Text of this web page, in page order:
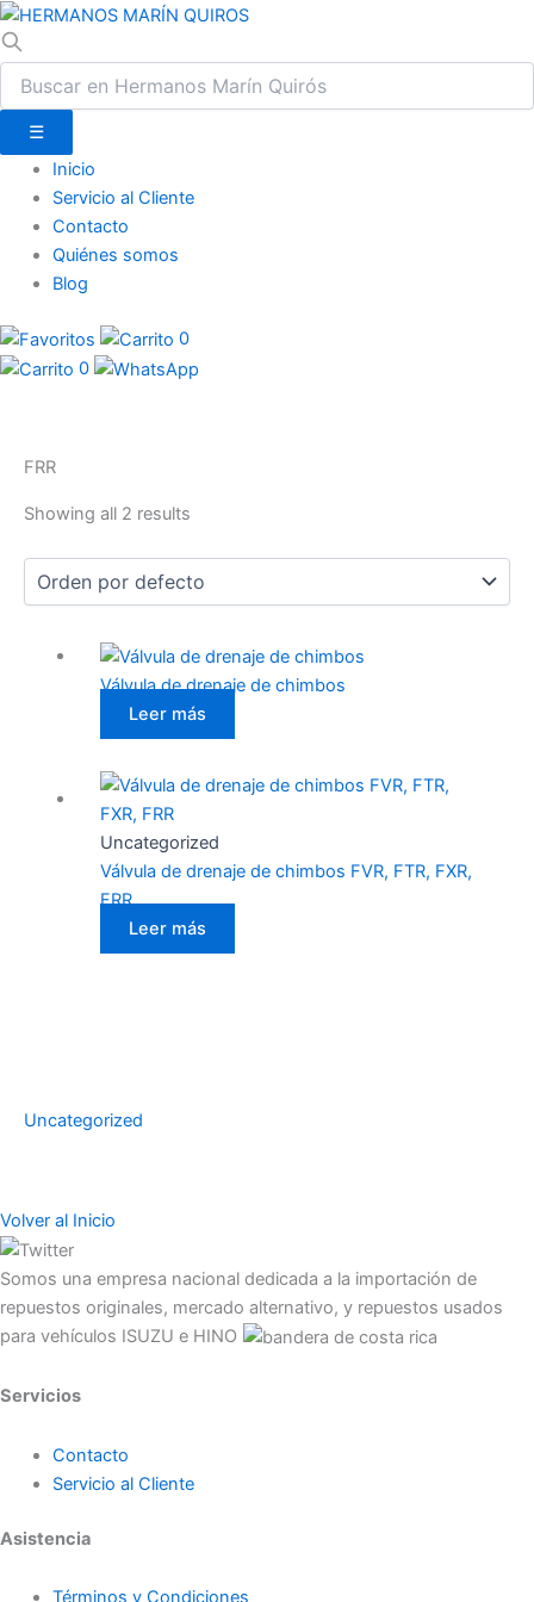
☰
Inicio
Servicio al Cliente
Contacto
Quiénes somos
Blog
0
0
Uncategorized
FRR
Showing all 2 results
Válvula de drenaje de chimbos
Leer más
Uncategorized
Válvula de drenaje de chimbos FVR, FTR, FXR,
FRR
Leer más
Volver al Inicio
Somos una empresa nacional dedicada a la importación de
repuestos originales, mercado alternativo, y repuestos usados
para vehículos ISUZU e HINO
Servicios
Contacto
Servicio al Cliente
Asistencia
Términos y Condiciones